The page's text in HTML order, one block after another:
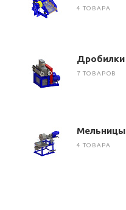
4 ТОВАРА
Дробилки
7 ТОВАРОВ
Мельницы
4 ТОВАРА